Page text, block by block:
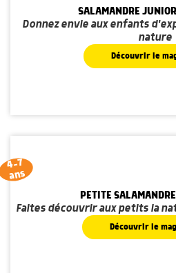
SALAMANDRE
Donnez envie aux enfants
nature
Découvrir le
4-7
ans
PETITE
Faites découvrir aux petits la
Découvrir le